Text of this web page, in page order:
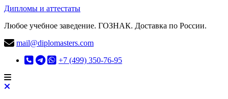
Дипломы и аттестаты
Любое учебное заведение. ГОЗНАК. Доставка по России.
mail@diplomasters.com
+7 (499) 350-76-95